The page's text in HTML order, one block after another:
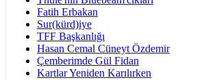
Fatih Erbakan
Sur(kürd)iye
TFF Başkanlığı
Hasan Cemal Cüneyt Özdemir
Çemberimde Gül Fidan
Kartlar Yeniden Karılırken